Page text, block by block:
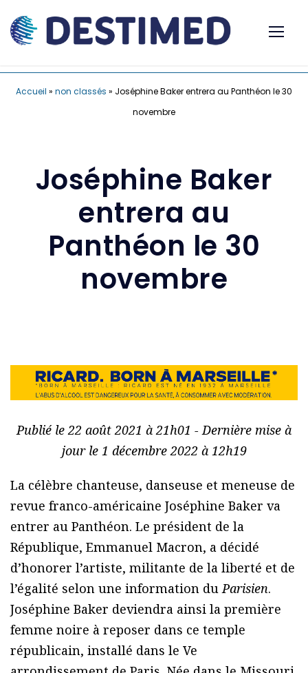
Accueil » non classés » Joséphine Baker entrera au Panthéon le 30
novembre
Joséphine Baker
entrera au
Panthéon le 30
novembre
Publié le 22 août 2021 à 21h01 - Dernière mise à
jour le 1 décembre 2022 à 12h19
La célèbre chanteuse, danseuse et meneuse de
revue franco-américaine Joséphine Baker va
entrer au Panthéon. Le président de la
République, Emmanuel Macron, a décidé
d’honorer l’artiste, militante de la liberté et de
l’égalité selon une information duParisien.
Joséphine Baker deviendra ainsi la première
femme noire à reposer dans ce temple
républicain, installé dans le Ve